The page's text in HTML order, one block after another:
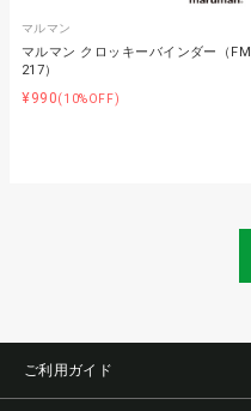
マルマン
マルマン クロッキーバインダー（FM
217）
¥990(10%OFF)
ご利用ガイド